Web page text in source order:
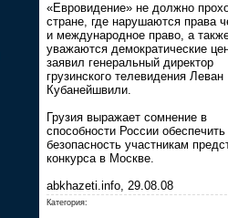
«Евровидение» не должно
стране, где нарушаются права
и международное право, а
уважаются демократические
заявил генеральный директор
грузинского телевидения Леван
Кубанейшвили.
Грузия выражает сомнение в
способности России обеспечить
безопасность участникам
конкурса в Москве.
abkhazeti.info, 29.08.08
Категория: